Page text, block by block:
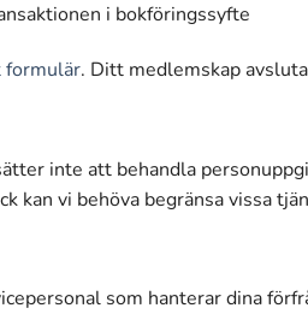
i bokföringssyfte
formulär. Ditt medlemskap
inte att behandla
kan vi behöva begränsa vissa
som hanterar dina